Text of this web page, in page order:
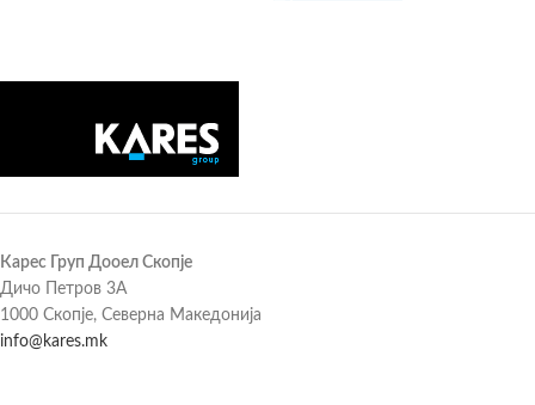
Карес Груп Дооел Скопје
Дичо Петров 3А
1000 Скопје, Северна Македонија
info@kares.mk